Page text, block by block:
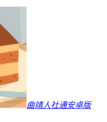
曲靖人社通安卓版